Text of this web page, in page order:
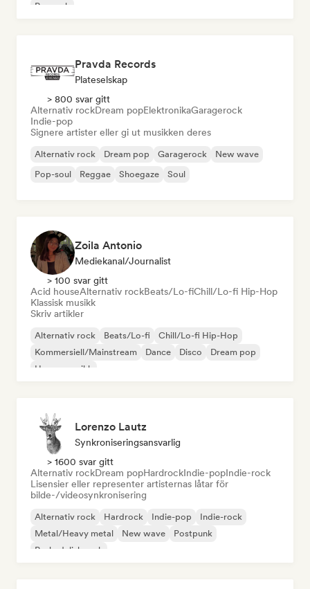
Poprock
Pravda Records
Plateselskap
> 800 svar gitt
Alternativ rockDream popElektronikaGaragerock
Indie-pop
Signere artister eller gi ut musikken deres
Alternativ rock Dream pop Garagerock
New wave
Pop-soul
Reggae Shoegaze Soul
Zoila Antonio
Mediekanal/journalist
> 100 svar gitt
Acid houseAlternativ rockBeats/Lo-fiChill/Lo-fi Hip-Hop
Klassisk musikk
Skriv artikler
Alternativ rock Beats/Lo-fi
Chill/Lo-fi Hip-Hop
Kommersiell/Mainstream
Dance Disco
Dream pop
House-musikk
Lorenzo Lautz
Synkroniseringsansvarlig
> 1600 svar gitt
Alternativ rockDream popHardrockIndie-popIndie-rock
Lisensier eller representer artisternas låtar för
bilde-/videosynkronisering
Alternativ rock Hardrock Indie-pop
Indie-rock
Metal/Heavy metal
New wave
Postpunk
Psykedelisk rock